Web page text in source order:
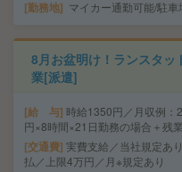
勤務地 マイカー通勤可能/駐車
8月お盆明け！ランスタッ
業[派遣]
給 与 時給1350円／月収例
円×8時間×21日勤務の場合＋残
交通費 実費支給／当社規定あ
払／上限4万円／月※規定あり